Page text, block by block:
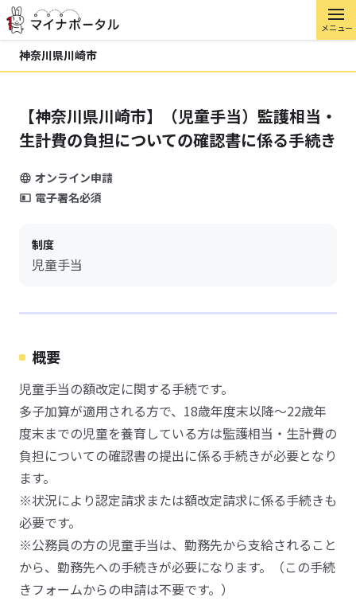
メニュー
神奈川県川崎市
【神奈川県川崎市】（児童手当）監護相当・
生計費の負担についての確認書に係る手続き
オンライン申請
電子署名必須
制度
児童手当
概要
児童手当の額改定に関する手続です。
多子加算が適用される方で、18歳年度末以降～22歳年
度末までの児童を養育している方は監護相当・生計費の
負担についての確認書の提出に係る手続きが必要となり
ます。
※状況により認定請求または額改定請求に係る手続きも
必要です。
※公務員の方の児童手当は、勤務先から支給されること
から、勤務先への手続きが必要になります。（この手続
きフォームからの申請は不要です。）